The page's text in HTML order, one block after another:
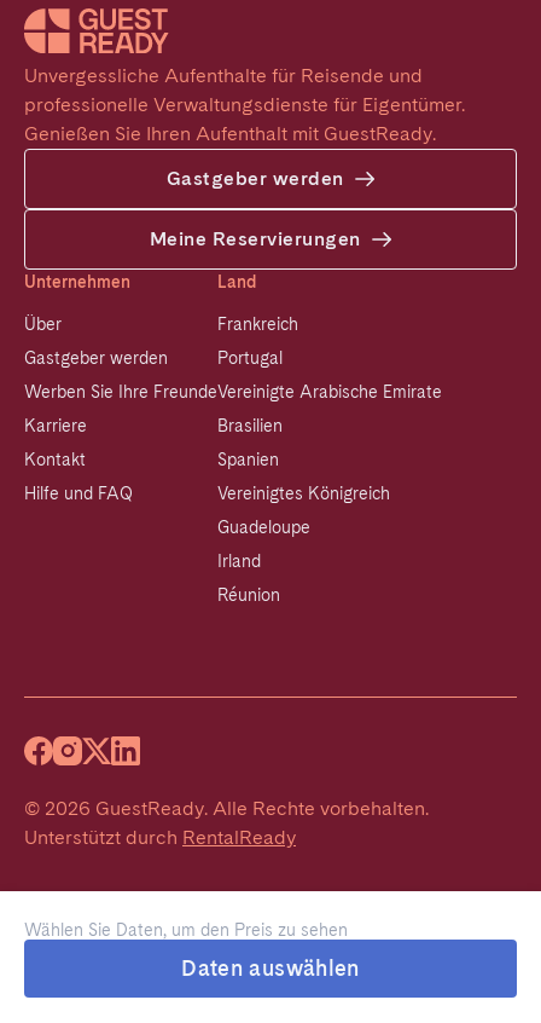
Wählen Sie Daten, um den Preis zu sehen
Daten auswählen
Unvergessliche Aufenthalte für Reisende und
professionelle Verwaltungsdienste für Eigentümer.
Genießen Sie Ihren Aufenthalt mit GuestReady.
Gastgeber werden
Meine Reservierungen
Unternehmen
Über
Gastgeber werden
Werben Sie Ihre Freunde
Karriere
Kontakt
Hilfe und FAQ
Land
Frankreich
Portugal
Vereinigte Arabische Emirate
Brasilien
Spanien
Vereinigtes Königreich
Guadeloupe
Irland
Réunion
© 2026 GuestReady. Alle Rechte vorbehalten.
Unterstützt durch RentalReady